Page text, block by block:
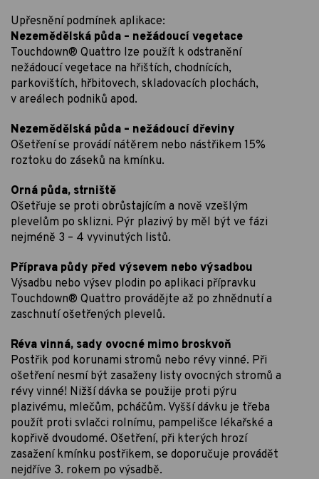
Upřesnění podmínek aplikace:
Nezemědělská půda – nežádoucí vegetace
Touchdown® Quattro lze použít k odstranění
nežádoucí vegetace na hřištích, chodnících,
parkovištích, hřbitovech, skladovacích plochách,
v areálech podniků apod.
Nezemědělská půda – nežádoucí dřeviny
Ošetření se provádí nátěrem nebo nástřikem 15%
roztoku do záseků na kmínku.
Orná půda, strniště
Ošetřuje se proti obrůstajícím a nově vzešlým
plevelům po sklizni. Pýr plazivý by měl být ve fázi
nejméně 3 – 4 vyvinutých listů.
Příprava půdy před výsevem nebo výsadbou
Výsadbu nebo výsev plodin po aplikaci přípravku
Touchdown® Quattro provádějte až po zhnědnutí a
zaschnutí ošetřených plevelů.
Réva vinná, sady ovocné mimo broskvoň
Postřik pod korunami stromů nebo révy vinné. Při
ošetření nesmí být zasaženy listy ovocných stromů a
révy vinné! Nižší dávka se použije proti pýru
plazivému, mlečům, pcháčům. Vyšší dávku je třeba
použít proti svlačci rolnímu, pampelišce lékařské a
kopřivě dvoudomé. Ošetření, při kterých hrozí
zasažení kmínku postřikem, se doporučuje provádět
nejdříve 3. rokem po výsadbě.